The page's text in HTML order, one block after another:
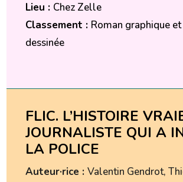
Lieu : Chez Zelle
Classement : Roman graphique
dessinée
FLIC. L’HISTOIRE
JOURNALISTE QUI A
LA POLICE
Auteur·rice :Valentin Gendrot,